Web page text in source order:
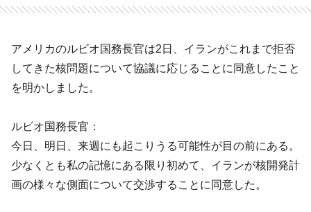
アメリカのルビオ国務長官は2日、イランがこれまで拒否
してきた核問題について協議に応じることに同意したこと
を明かしました。
ルビオ国務長官：
今日、明日、来週にも起こりうる可能性が目の前にある。
少なくとも私の記憶にある限り初めて、イランが核開発計
画の様々な側面について交渉することに同意した。